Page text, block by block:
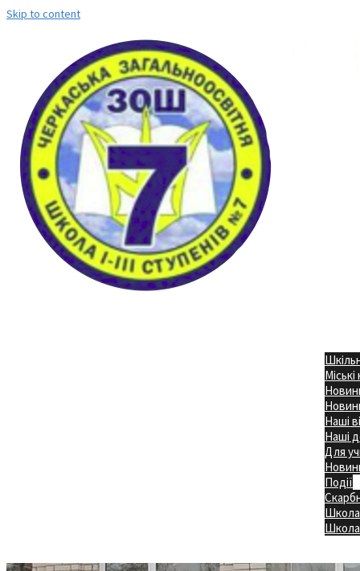
Skip to content
Наші
Наші
Для
Події
Школа